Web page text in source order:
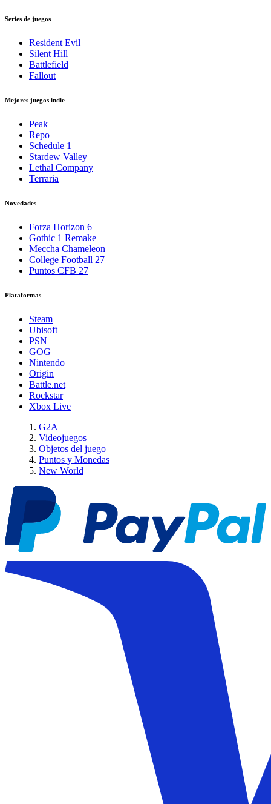
Series de juegos
Resident Evil
Silent Hill
Battlefield
Fallout
Mejores juegos indie
Peak
Repo
Schedule 1
Stardew Valley
Lethal Company
Terraria
Novedades
Forza Horizon 6
Gothic 1 Remake
Meccha Chameleon
College Football 27
Puntos CFB 27
Plataformas
Steam
Ubisoft
PSN
GOG
Nintendo
Origin
Battle.net
Rockstar
Xbox Live
G2A
Videojuegos
Objetos del juego
Puntos y Monedas
New World